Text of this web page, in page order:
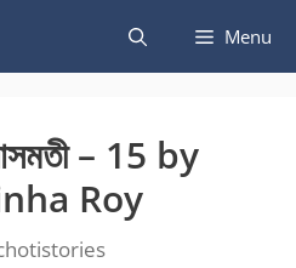
Menu
– 15 by
Roy